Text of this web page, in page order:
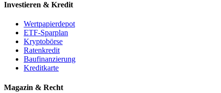
Investieren & Kredit
Wertpapierdepot
ETF-Sparplan
Kryptobörse
Ratenkredit
Baufinanzierung
Kreditkarte
Magazin & Recht